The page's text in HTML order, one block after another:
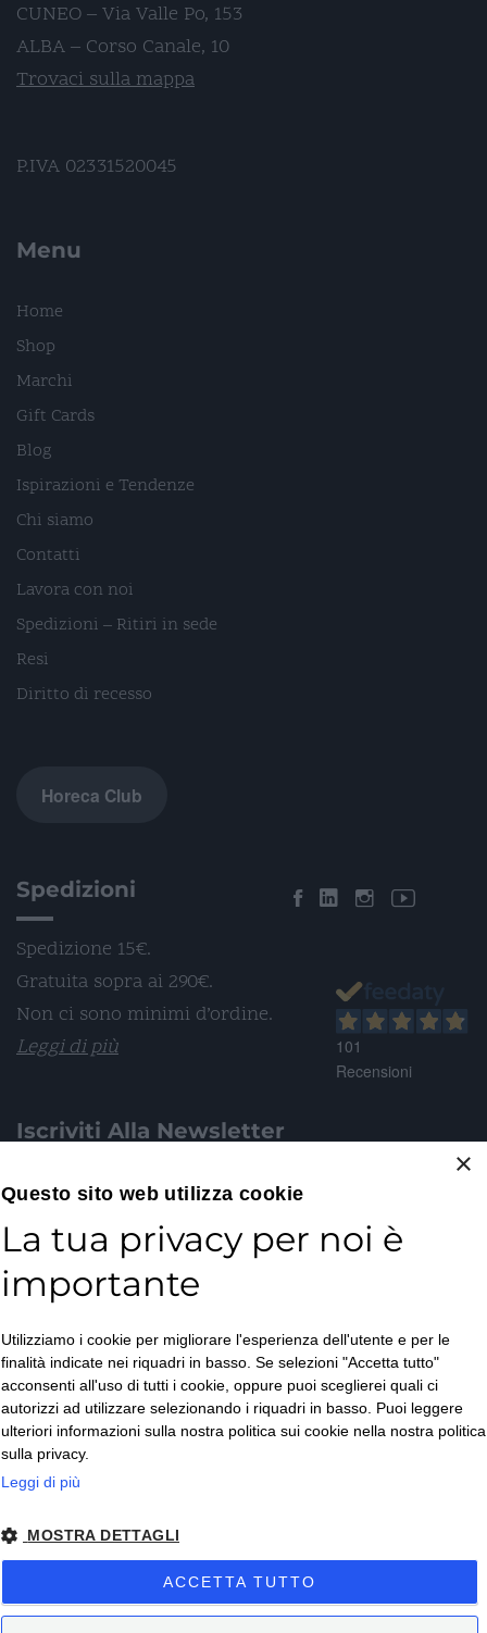
CUNEO – Via Valle Po, 153
ALBA – Corso Canale, 10
Trovaci sulla mappa
P.IVA 02331520045
Menu
Home
Shop
Marchi
Gift Cards
Blog
Ispirazioni e Tendenze
Chi siamo
Contatti
Lavora con noi
Spedizioni – Ritiri in sede
Resi
Diritto di recesso
Horeca Club
Spedizioni
Spedizione 15€.
Gratuita sopra ai 290€.
Non ci sono minimi d’ordine.
Leggi di più
Iscriviti Alla Newsletter
Email*
Privacy Policy*
ISCRIVITI
101
Recensioni
Copyright © 2026. All Rights Reserved.
– Condizioni di Vendita
– Condizioni di Vendita Business-
×
Questo sito web utilizza cookie
La tua privacy per noi è
importante
Utilizziamo i cookie per migliorare l'esperienza dell'utente e per le
finalità indicate nei riquadri in basso. Se selezioni "Accetta tutto"
acconsenti all'uso di tutti i cookie, oppure puoi sceglierei quali ci
autorizzi ad utilizzare selezionando i riquadri in basso. Puoi leggere
ulteriori informazioni sulla nostra politica sui cookie nella nostra politica
sulla privacy.
Leggi di più
MOSTRA DETTAGLI
ACCETTA TUTTO